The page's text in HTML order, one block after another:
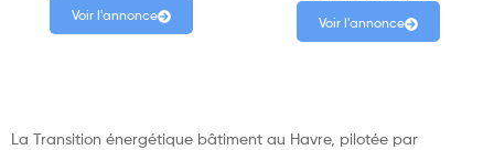
Voir l'annonce
Voir l'annonce
La Transition énergétique bâtiment au Havre, pilotée par